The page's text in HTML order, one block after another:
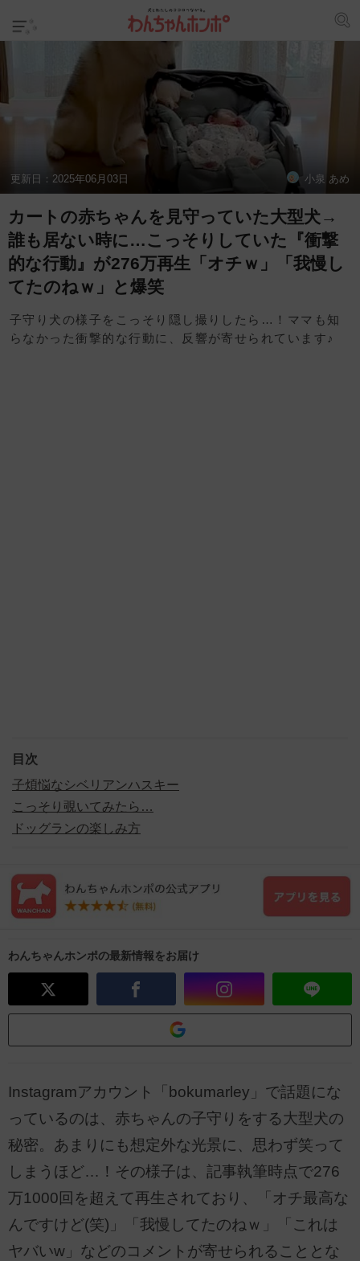
更新日： 2025年06月03日 小泉 あめ
カートの赤ちゃんを見守っていた大型犬→
誰も居ない時に…こっそりしていた『衝撃
的な行動』が276万再生「オチｗ」「我慢し
てたのねｗ」と爆笑
子守り犬の様子をこっそり隠し撮りしたら…！ママも知
らなかった衝撃的な行動に、反響が寄せられています♪
目次
子煩悩なシベリアンハスキー
こっそり覗いてみたら…
ドッグランの楽しみ方
わんちゃんホンポの最新情報をお届け
Instagramアカウント「bokumarley」で話題にな
っているのは、赤ちゃんの子守りをする大型犬の
秘密。あまりにも想定外な光景に、思わず笑って
しまうほど…！その様子は、記事執筆時点で276
万1000回を超えて再生されており、「オチ最高な
んですけど(笑)」「我慢してたのねｗ」「これは
ヤバいw」などのコメントが寄せられることとな